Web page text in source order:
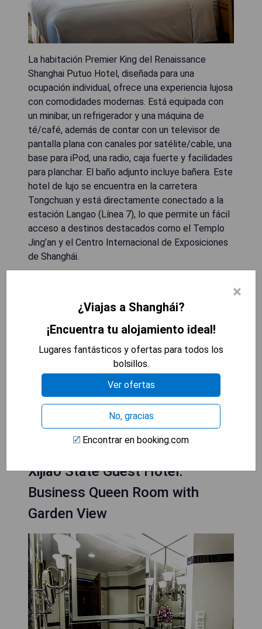
La habitación Premier King del Renaissance
Shanghai Putuo Hotel, diseñada para una
ocupación individual, ofrece una experiencia lujosa
con comodidades modernas. Está equipada con
un minibar, un refrigerador y una máquina de
té/café, además de contar con un televisor de
pantalla plana con canales por satélite/cable, una
base para iPod, una radio, caja fuerte y facilidades
para planchar. El baño adjunto incluye bañera. Este
hotel de lujo se encuentra en la carretera
Tongchuan y está directamente conectado a la
estación Langao (Línea 7), lo que permite un fácil
acceso a destinos destacados como el Templo
Jing’an y el Centro Internacional de Exposiciones
de Shanghái.
- Ubicación excelente con fácil acceso al
transporte público.
- Instalaciones recreativas como piscina cubierta
- Decoración contemporánea y confortable.
MOSTRAR PRECIOS
Xijiao State Guest Hotel:
Business Queen Room with
Garden View
×
¿Viajas a Shanghái?
¡Encuentra tu alojamiento ideal!
Lugares fantásticos y ofertas para todos los
bolsillos.
Ver ofertas
No, gracias
Encontrar en booking.com